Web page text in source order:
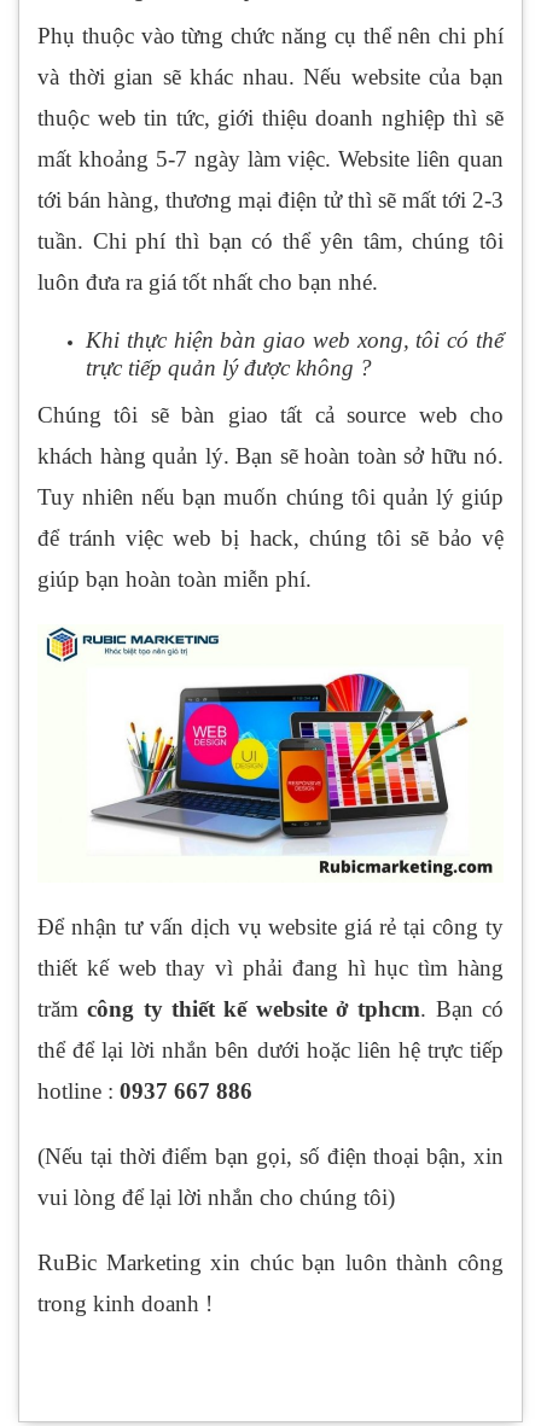
Phụ thuộc vào từng chức năng cụ thể nên chi phí
và thời gian sẽ khác nhau. Nếu website của bạn
thuộc web tin tức, giới thiệu doanh nghiệp thì sẽ
mất khoảng 5-7 ngày làm việc. Website liên quan
tới bán hàng, thương mại điện tử thì sẽ mất tới 2-3
tuần. Chi phí thì bạn có thể yên tâm, chúng tôi
luôn đưa ra giá tốt nhất cho bạn nhé.
Khi thực hiện bàn giao web xong, tôi có thể
trực tiếp quản lý được không ?
Chúng tôi sẽ bàn giao tất cả source web cho
khách hàng quản lý. Bạn sẽ hoàn toàn sở hữu nó.
Tuy nhiên nếu bạn muốn chúng tôi quản lý giúp
để tránh việc web bị hack, chúng tôi sẽ bảo vệ
giúp bạn hoàn toàn miễn phí.
Để nhận tư vấn dịch vụ website giá rẻ tại công ty
thiết kế web thay vì phải đang hì hục tìm hàng
trămcông ty thiết kế website ở tphcm. Bạn có
thể để lại lời nhắn bên dưới hoặc liên hệ trực tiếp
hotline : 0937 667 886
(Nếu tại thời điểm bạn gọi, số điện thoại bận, xin
vui lòng để lại lời nhắn cho chúng tôi)
RuBic Marketing xin chúc bạn luôn thành công
trong kinh doanh !